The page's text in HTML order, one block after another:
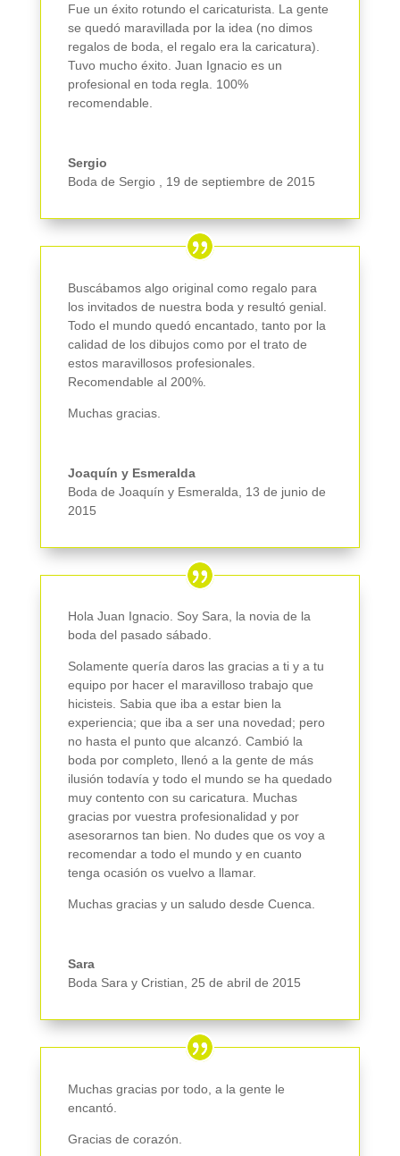
Fue un éxito rotundo el caricaturista. La gente
se quedó maravillada por la idea (no dimos
regalos de boda, el regalo era la caricatura).
Tuvo mucho éxito. Juan Ignacio es un
profesional en toda regla. 100%
recomendable.
Sergio
Boda de Sergio
19 de septiembre de 2015
Buscábamos algo original como regalo para
los invitados de nuestra boda y resultó genial.
Todo el mundo quedó encantado, tanto por la
calidad de los dibujos como por el trato de
estos maravillosos profesionales.
Recomendable al 200%.
Muchas gracias.
Joaquín y Esmeralda
Boda de Joaquín y Esmeralda
13 de junio de
2015
Hola Juan Ignacio. Soy Sara, la novia de la
boda del pasado sábado.
Solamente quería daros las gracias a ti y a tu
equipo por hacer el maravilloso trabajo que
hicisteis. Sabia que iba a estar bien la
experiencia; que iba a ser una novedad; pero
no hasta el punto que alcanzó. Cambió la
boda por completo, llenó a la gente de más
ilusión todavía y todo el mundo se ha quedado
muy contento con su caricatura. Muchas
gracias por vuestra profesionalidad y por
asesorarnos tan bien. No dudes que os voy a
recomendar a todo el mundo y en cuanto
tenga ocasión os vuelvo a llamar.
Muchas gracias y un saludo desde Cuenca.
Sara
Boda Sara y Cristian, 25 de abril de 2015
Muchas gracias por todo, a la gente le
encantó.
Gracias de corazón.